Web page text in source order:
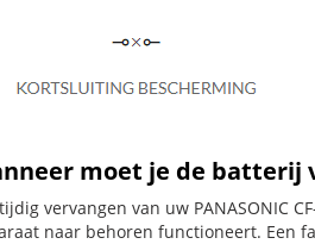
moet je de batterij
vervangen van uw PANASONIC
naar behoren functioneert. Een